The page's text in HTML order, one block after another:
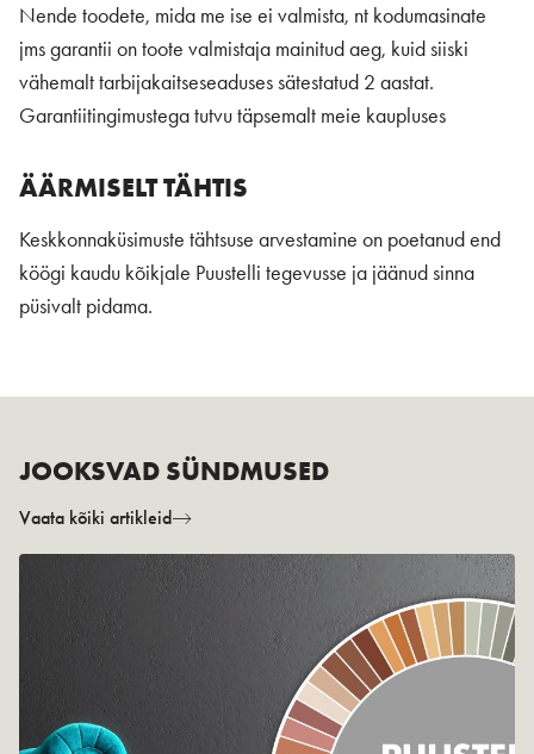
Nende toodete, mida me ise ei valmista, nt kodumasinate
jms garantii on toote valmistaja mainitud aeg, kuid siiski
vähemalt tarbijakaitseseaduses sätestatud 2 aastat.
Garantiitingimustega tutvu täpsemalt meie kaupluses
ÄÄRMISELT TÄHTIS
Keskkonnaküsimuste tähtsuse arvestamine on poetanud end
köögi kaudu kõikjale Puustelli tegevusse ja jäänud sinna
püsivalt pidama.
JOOKSVAD SÜNDMUSED
Vaata kõiki artikleid